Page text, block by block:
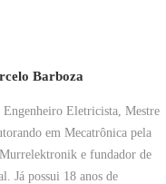
Barboza
Engenheiro Eletricista, Mestre
em Mecatrônica pela
e fundador de
Já possui 18 anos de